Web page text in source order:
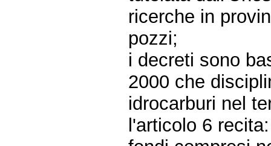
ricerche in
pozzi;
i decreti sono
2000 che
idrocarburi nel
l'articolo 6